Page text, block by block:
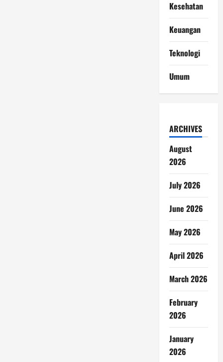
Kesehatan
Keuangan
Teknologi
Umum
ARCHIVES
August
2026
July 2026
June 2026
May 2026
April 2026
March 2026
February
2026
January
2026